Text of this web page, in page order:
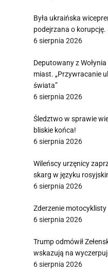
Była ukraińska
podejrzana o korupcję.
6 sierpnia 2026
Deputowany z
miast. „Przywracanie
świata”
6 sierpnia 2026
Śledztwo w sprawie
bliskie końca!
6 sierpnia 2026
Wileńscy urzęnicy
skarg w języku
6 sierpnia 2026
Zderzenie
6 sierpnia 2026
Trump odmówił
wskazują na
6 sierpnia 2026